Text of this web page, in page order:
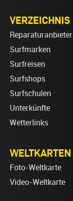
VERZEICHNIS
Reparaturanbieter
Surfmarken
Surfreisen
Surfshops
Surfschulen
Unterkünfte
Wetterlinks
WELTKARTEN
Foto-Weltkarte
Video-Weltkarte